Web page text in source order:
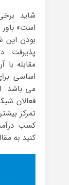
شاید
است» باور
بودن این
پذیرفت.
مقابله
اساسی
می باشد.
فعالان
تمرکز
کسب درآمد
کنید به